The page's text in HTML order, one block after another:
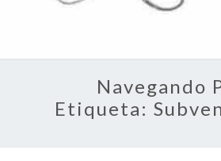
Navegando
Etiqueta: